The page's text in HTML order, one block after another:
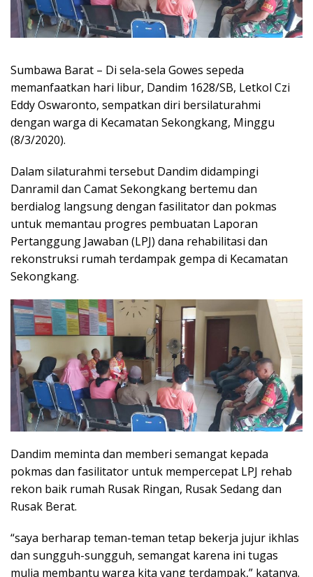
Sumbawa Barat – Di sela-sela Gowes sepeda
memanfaatkan hari libur, Dandim 1628/SB, Letkol Czi
Eddy Oswaronto, sempatkan diri bersilaturahmi
dengan warga di Kecamatan Sekongkang, Minggu
(8/3/2020).
Dalam silaturahmi tersebut Dandim didampingi
Danramil dan Camat Sekongkang bertemu dan
berdialog langsung dengan fasilitator dan pokmas
untuk memantau progres pembuatan Laporan
Pertanggung Jawaban (LPJ) dana rehabilitasi dan
rekonstruksi rumah terdampak gempa di Kecamatan
Sekongkang.
Dandim meminta dan memberi semangat kepada
pokmas dan fasilitator untuk mempercepat LPJ rehab
rekon baik rumah Rusak Ringan, Rusak Sedang dan
Rusak Berat.
“saya berharap teman-teman tetap bekerja jujur ikhlas
dan sungguh-sungguh, semangat karena ini tugas
mulia membantu warga kita yang terdampak,” katanya.